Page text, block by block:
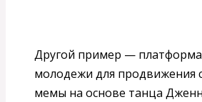
Другой пример —
молодежи для продвижения
мемы на основе танца